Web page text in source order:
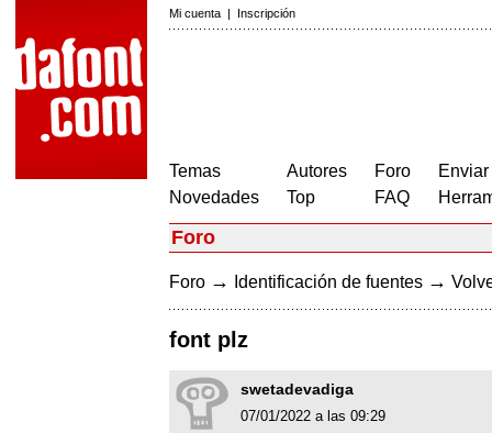
Mi cuenta | Inscripción
Temas
Novedades
Autores
Top
Foro
FAQ
Foro
Foro → Identificación de fuentes →
font plz
swetadevadiga
07/01/2022 a las 09:29